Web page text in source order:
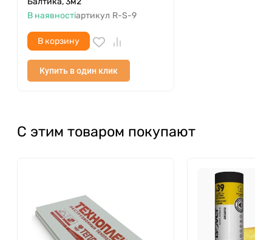
В наявностіартикул R-S-9
В корзину
Купить в один клик
С этим товаром покупают